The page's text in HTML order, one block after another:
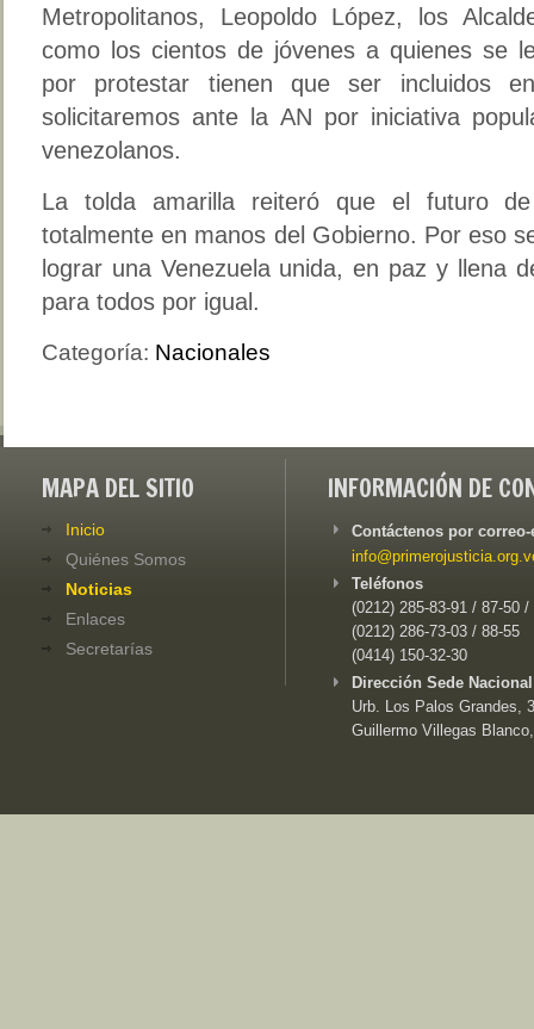
Metropolitanos, Leopoldo López, los
como los cientos de jóvenes a quienes se
por protestar tienen que ser incluidos
solicitaremos ante la AN por iniciativa
venezolanos.
La tolda amarilla reiteró que el futuro
totalmente en manos del Gobierno. Por eso
lograr una Venezuela unida, en paz y llena
para todos por igual.
Categoría: Nacionales
MAPA DEL SITIO
Inicio
Quiénes Somos
Noticias
Enlaces
Secretarías
INFORMACIÓN DE
Contáctenos por
Teléfonos
(0212) 285-83-91 / 87-50 /
(0212) 286-73-03 / 88-55
(0414) 150-32-30
Dirección Sede
Urb. Los Palos Grandes,
Guillermo Villegas